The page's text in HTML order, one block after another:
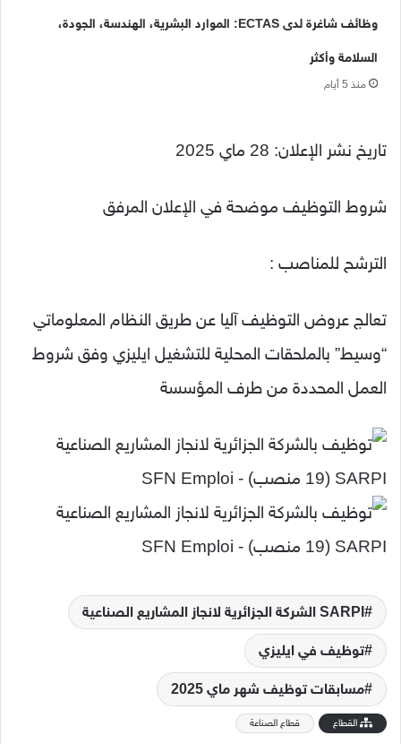
وظائف شاغرة لدى ECTAS: الموارد البشرية، الهندسة، الجودة،
السلامة وأكثر
منذ 5 أيام
تاريخ نشر الإعلان: 28 ماي 2025
شروط التوظيف موضحة في الإعلان المرفق
الترشح للمناصب :
تعالج عروض التوظيف آليا عن طريق النظام المعلوماتي
“وسيط” بالملحقات المحلية للتشغيل ايليزي وفق شروط
العمل المحددة من طرف المؤسسة
الشركة الجزائرية لانجاز المشاريع الصناعية SARPI
توظيف في ايليزي
مسابقات توظيف شهر ماي 2025
القطاع قطاع الصناعة